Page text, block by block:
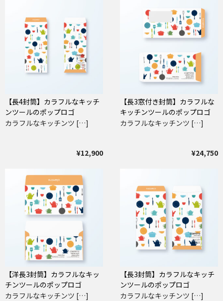
【長4封筒】カラフルなキッチ
ンツールのポップロゴ
カラフルなキッチンツ […]
¥12,900
【長3窓付き封筒】カラフルな
キッチンツールのポップロゴ
カラフルなキッチンツ […]
¥24,750
【洋長3封筒】カラフルなキッ
チンツールのポップロゴ
カラフルなキッチンツ […]
【長3封筒】カラフルなキッチ
ンツールのポップロゴ
カラフルなキッチンツ […]